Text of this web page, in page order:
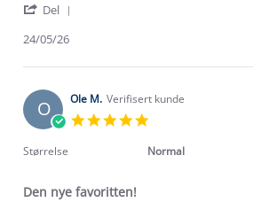
Bjørn
on
May
Beste
Del
Bjørn
on
24
May
24/05/26
O Ole M. Verifisert kunde
rating
Størrelse Normal
Den nye favoritten!